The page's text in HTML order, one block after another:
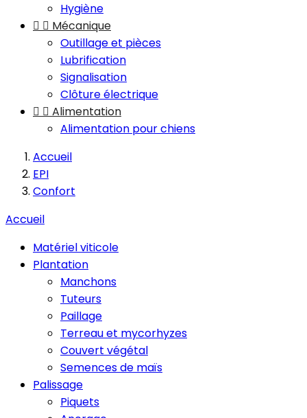
Hygiène
  Mécanique
Outillage et pièces
Lubrification
Signalisation
Clôture électrique
  Alimentation
Alimentation pour chiens
Accueil
EPI
Confort
Accueil
Matériel viticole
Plantation
Manchons
Tuteurs
Paillage
Terreau et mycorhyzes
Couvert végétal
Semences de maïs
Palissage
Piquets